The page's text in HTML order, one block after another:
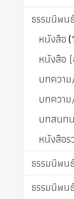
ธรรมนิพน
หนังสือ
หนังสือ
บทควา
บทควา
บทสนท
หนังสือ
ธรรมนิพน
ธรรมนิพน